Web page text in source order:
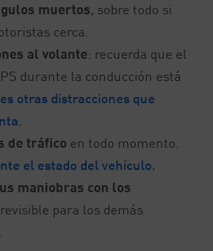
muertos, sobre todo si
cerca.
al volante: recuerda que el
durante la conducción está
otras distracciones que
de tráfico en todo momento.
el estado del vehículo.
maniobras con los
para los demás